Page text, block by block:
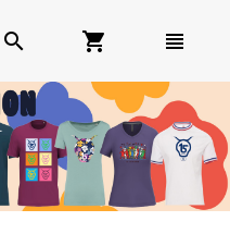
search shopping_cart view_headline